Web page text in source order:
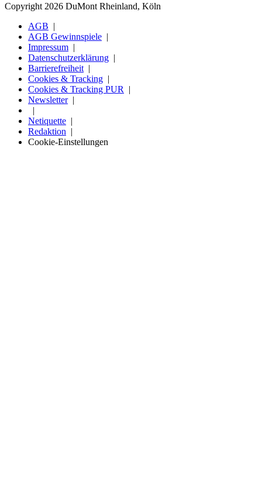
Copyright 2026 DuMont Rheinland, Köln
AGB
AGB Gewinnspiele
Impressum
Datenschutzerklärung
Barrierefreiheit
Cookies & Tracking
Cookies & Tracking PUR
Newsletter
Netiquette
Redaktion
Cookie-Einstellungen